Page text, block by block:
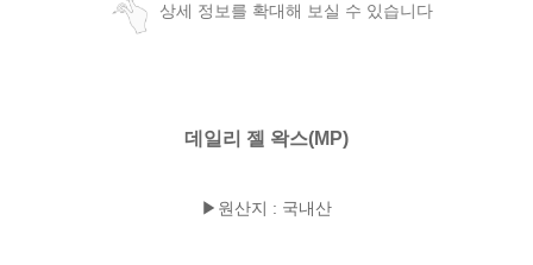
상세 정보를 확대해 보실 수 있습니다
데일리 젤 왁스(MP)
▶원산지 : 국내산